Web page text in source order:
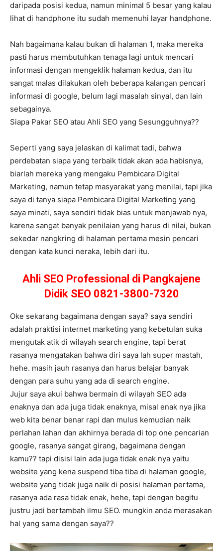
daripada posisi kedua, namun minimal 5 besar yang kalau
lihat di handphone itu sudah memenuhi layar handphone.
Nah bagaimana kalau bukan di halaman 1, maka mereka
pasti harus membutuhkan tenaga lagi untuk mencari
informasi dengan mengeklik halaman kedua, dan itu
sangat malas dilakukan oleh beberapa kalangan pencari
informasi di google, belum lagi masalah sinyal, dan lain
sebagainya.
Siapa Pakar SEO atau Ahli SEO yang Sesungguhnya??
Seperti yang saya jelaskan di kalimat tadi, bahwa
perdebatan siapa yang terbaik tidak akan ada habisnya,
biarlah mereka yang mengaku Pembicara Digital
Marketing, namun tetap masyarakat yang menilai, tapi jika
saya di tanya siapa Pembicara Digital Marketing yang
saya minati, saya sendiri tidak bias untuk menjawab nya,
karena sangat banyak penilaian yang harus di nilai, bukan
sekedar nangkring di halaman pertama mesin pencari
dengan kata kunci neraka, lebih dari itu.
Ahli SEO Professional di Pangkajene
Didik SEO 0821-3800-7320
Oke sekarang bagaimana dengan saya? saya sendiri
adalah praktisi internet marketing yang kebetulan suka
mengutak atik di wilayah search engine, tapi berat
rasanya mengatakan bahwa diri saya lah super mastah,
hehe. masih jauh rasanya dan harus belajar banyak
dengan para suhu yang ada di search engine.
Jujur saya akui bahwa bermain di wilayah SEO ada
enaknya dan ada juga tidak enaknya, misal enak nya jika
web kita benar benar rapi dan mulus kemudian naik
perlahan lahan dan akhirnya berada di top one pencarian
google, rasanya sangat girang, bagaimana dengan
kamu?? tapi disisi lain ada juga tidak enak nya yaitu
website yang kena suspend tiba tiba di halaman google,
website yang tidak juga naik di posisi halaman pertama,
rasanya ada rasa tidak enak, hehe, tapi dengan begitu
justru jadi bertambah ilmu SEO. mungkin anda merasakan
hal yang sama dengan saya??